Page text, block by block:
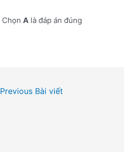
ChọnA là đáp án đúng
Previous Bài viết